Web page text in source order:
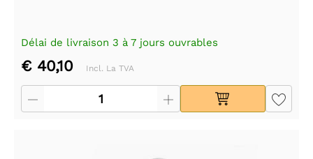
Délai de livraison 3 à 7 jours ouvrables
€ 40,10 Incl. La TVA